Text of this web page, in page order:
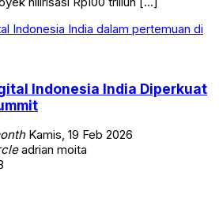
Indonesia India Diperkuat
Kamis, 19 Feb 2026
adrian moita